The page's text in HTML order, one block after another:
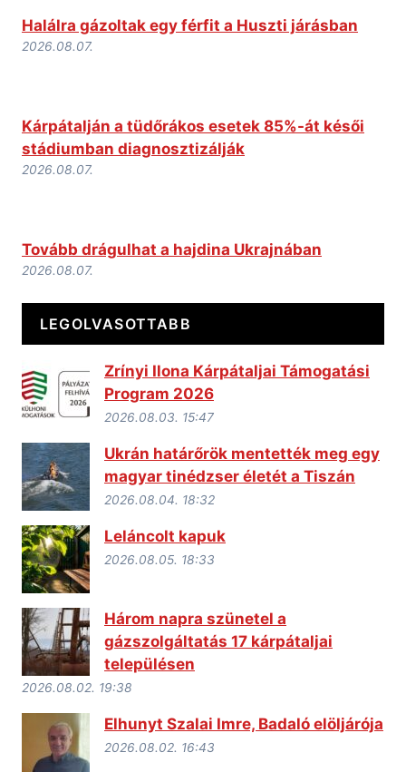
Halálra gázoltak egy férfit a Huszti járásban
2026.08.07.
Kárpátalján a tüdőrákos esetek 85%-át késői
stádiumban diagnosztizálják
2026.08.07.
Tovább drágulhat a hajdina Ukrajnában
2026.08.07.
LEGOLVASOTTABB
Zrínyi Ilona Kárpátaljai Támogatási
Program 2026
2026.08.03. 15:47
Ukrán határőrök mentették meg egy
magyar tinédzser életét a Tiszán
2026.08.04. 18:32
Leláncolt kapuk
2026.08.05. 18:33
Három napra szünetel a
gázszolgáltatás 17 kárpátaljai
településen
2026.08.02. 19:38
Elhunyt Szalai Imre, Badaló elöljárója
2026.08.02. 16:43